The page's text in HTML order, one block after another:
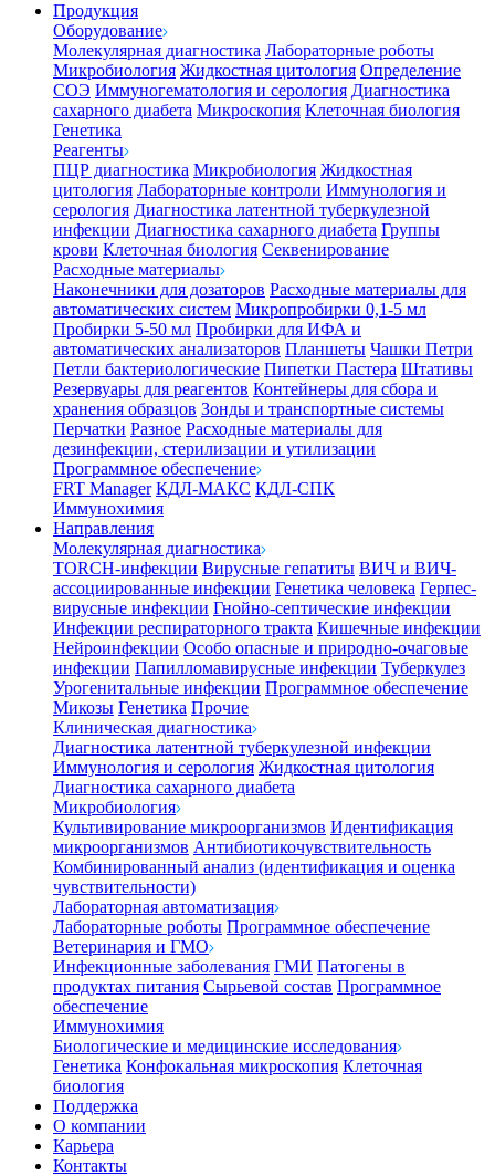
Продукция
Оборудование
Молекулярная диагностика Лабораторные роботы
Микробиология Жидкостная цитология Определение
СОЭ Иммуногематология и серология Диагностика
сахарного диабета Микроскопия Клеточная биология
Генетика
Реагенты
ПЦР диагностика Микробиология Жидкостная
цитология Лабораторные контроли Иммунология и
серология Диагностика латентной туберкулезной
инфекции Диагностика сахарного диабета Группы
крови Клеточная биология Секвенирование
Расходные материалы
Наконечники для дозаторов Расходные материалы для
автоматических систем Микропробирки 0,1-5 мл
Пробирки 5-50 мл Пробирки для ИФА и
автоматических анализаторов Планшеты Чашки Петри
Петли бактериологические Пипетки Пастера Штативы
Резервуары для реагентов Контейнеры для сбора и
хранения образцов Зонды и транспортные системы
Перчатки Разное Расходные материалы для
дезинфекции, стерилизации и утилизации
Программное обеспечение
FRT Manager КДЛ-МАКС КДЛ-СПК
Иммунохимия
Направления
Молекулярная диагностика
TORCH-инфекции Вирусные гепатиты ВИЧ и ВИЧ-
ассоциированные инфекции Генетика человека Герпес-
вирусные инфекции Гнойно-септические инфекции
Инфекции респираторного тракта Кишечные инфекции
Нейроинфекции Особо опасные и природно-очаговые
инфекции Папилломавирусные инфекции Туберкулез
Урогенитальные инфекции Программное обеспечение
Микозы Генетика Прочие
Клиническая диагностика
Диагностика латентной туберкулезной инфекции
Иммунология и серология Жидкостная цитология
Диагностика сахарного диабета
Микробиология
Культивирование микроорганизмов Идентификация
микроорганизмов Антибиотикочувствительность
Комбинированный анализ (идентификация и оценка
чувствительности)
Лабораторная автоматизация
Лабораторные роботы Программное обеспечение
Ветеринария и ГМО
Инфекционные заболевания ГМИ Патогены в
продуктах питания Сырьевой состав Программное
обеспечение
Иммунохимия
Биологические и медицинские исследования
Генетика Конфокальная микроскопия Клеточная
биология
Поддержка
О компании
Карьера
Контакты